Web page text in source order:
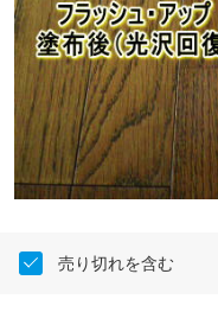
売り切れを含む